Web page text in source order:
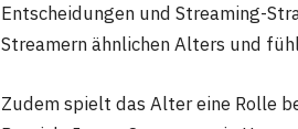
Entscheidungen und Streaming-
Streamern ähnlichen Alters und
Zudem spielt das Alter eine Rolle